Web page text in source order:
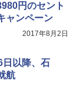
円のセント
ャンペーン
2017年8月2日
日以降、石
航